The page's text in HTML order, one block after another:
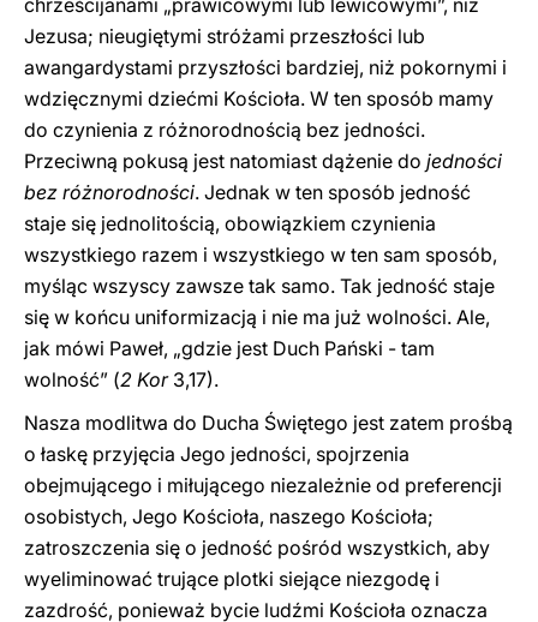
chrześcijanami „prawicowymi lub lewicowymi”, niż
Jezusa; nieugiętymi stróżami przeszłości lub
awangardystami przyszłości bardziej, niż pokornymi i
wdzięcznymi dziećmi Kościoła. W ten sposób mamy
do czynienia z różnorodnością bez jedności.
Przeciwną pokusą jest natomiast dążenie do jedności
bez różnorodności. Jednak w ten sposób jedność
staje się jednolitością, obowiązkiem czynienia
wszystkiego razem i wszystkiego w ten sam sposób,
myśląc wszyscy zawsze tak samo. Tak jedność staje
się w końcu uniformizacją i nie ma już wolności. Ale,
jak mówi Paweł, „gdzie jest Duch Pański - tam
wolność” (2 Kor3,17).
Nasza modlitwa do Ducha Świętego jest zatem prośbą
o łaskę przyjęcia Jego jedności, spojrzenia
obejmującego i miłującego niezależnie od preferencji
osobistych, Jego Kościoła, naszego Kościoła;
zatroszczenia się o jedność pośród wszystkich, aby
wyeliminować trujące plotki siejące niezgodę i
zazdrość, ponieważ bycie ludźmi Kościoła oznacza